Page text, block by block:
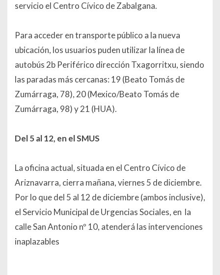
servicio el Centro Cívico de Zabalgana.
Para acceder en transporte público a la nueva
ubicación, los usuarios puden utilizar la línea de
autobús 2b Periférico dirección Txagorritxu, siendo
las paradas más cercanas: 19 (Beato Tomás de
Zumárraga, 78), 20 (Mexico/Beato Tomás de
Zumárraga, 98) y 21 (HUA).
Del 5 al 12, en el SMUS
La oficina actual, situada en el Centro Cívico de
Ariznavarra, cierra mañana, viernes 5 de diciembre.
Por lo que del 5 al 12 de diciembre (ambos inclusive),
el Servicio Municipal de Urgencias Sociales, en la
calle San Antonio nº 10, atenderá las intervenciones
inaplazables